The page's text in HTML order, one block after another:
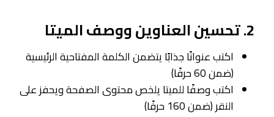
2. تحسين العناوين ووصف الميتا
اكتب عنوانًا جذابًا يتضمن الكلمة المفتاحية الرئيسية
(ضمن 60 حرفًا)
اكتب وصفًا للميتا يلخص محتوى الصفحة ويحفز على
النقر (ضمن 160 حرفًا)